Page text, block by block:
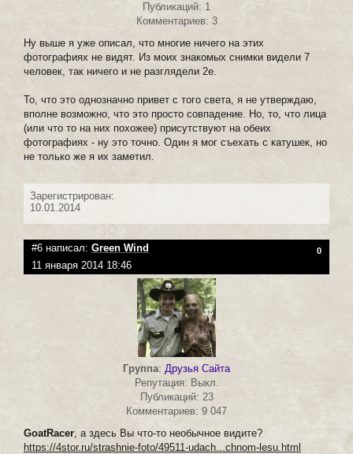
Публикаций: 1
Комментариев: 3
Ну выше я уже описал, что многие ничего на этих
фотографиях не видят. Из моих знакомых снимки видели 7
человек, так ничего и не разглядели 2е.
То, что это однозначно привет с того света, я не утверждаю,
вполне возможно, что это просто совпадение. Но, то, что лица
(или что то на них похожее) присутствуют на обеих
фотографиях - ну это точно. Один я мог съехать с катушек, но
не только же я их заметил.
Зарегистрирован:
10.01.2014
#6 написал: Green Wind 0
11 января 2014 18:46
Группа: Друзья Сайта
Репутация: Выкл.
Публикаций: 23
Комментариев: 9 047
GoatRacer , а здесь Вы что-то необычное видите?
https://4stor.ru/strashnie-foto/49511-udach...chnom-lesu.html